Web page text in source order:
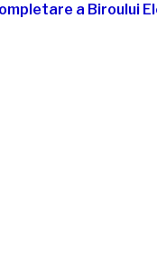
a Biroului